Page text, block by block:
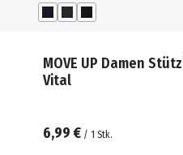
MOVE UP Damen
Vital
6,99 €/ 1 Stk.